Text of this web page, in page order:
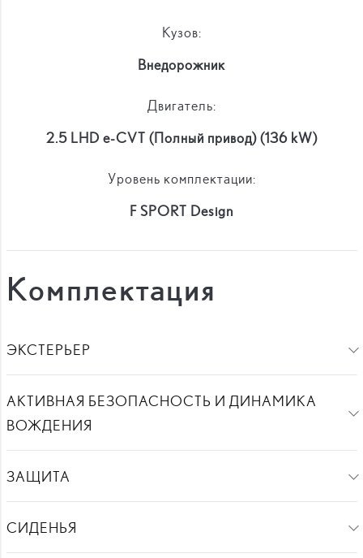
Кузов:
Внедорожник
Двигатель:
2.5 LHD e-CVT (Полный привод) (136 kW)
Уровень комплектации:
F SPORT Design
Комплектация
ЭКСТЕРЬЕР
АКТИВНАЯ БЕЗОПАСНОСТЬ И ДИНАМИКА
ВОЖДЕНИЯ
ЗАЩИТА
СИДЕНЬЯ